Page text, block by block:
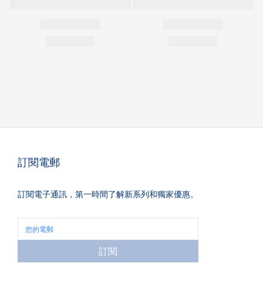
訂閱電郵
訂閱電子通訊，第一時間了解新系列和獨家優惠。
訂閱